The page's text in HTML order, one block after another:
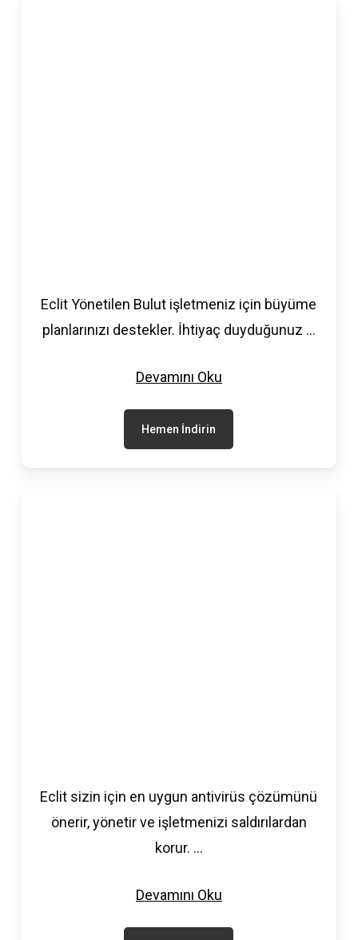
Eclit Yönetilen Bulut işletmeniz için büyüme
planlarınızı destekler. İhtiyaç duyduğunuz ...
Devamını Oku
Hemen İndirin
Eclit sizin için en uygun antivirüs çözümünü
önerir, yönetir ve işletmenizi saldırılardan
korur. ...
Devamını Oku